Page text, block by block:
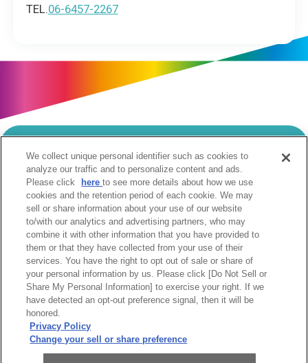
TEL.06-6457-2267
当サイトのご利用にあたって
個人情報の取扱いについて
Cookie設定について
ソーシャルメディア利用規約
ウェブアクセシビリティへの取組み
関係会社
サイトマップ
お問合せ
阪急阪神ホールディングス株式会社
We collect unique personal identifier such as cookies to
analyze our traffic and to personalize content and ads.
Please click
hereto see more details about how we use
cookies and the retention period of each cookie. We may
sell or share information about your use of our website
to/with our analytics and advertising partners, who may
combine it with other information that you have provided to
them or that they have collected from your use of their
services. You have the right to opt out of sale or share of
your personal information by us. Please click [Do Not Sell or
Share My Personal Information] to exercise your right. If we
have detected an opt-out preference signal, then it will be
honored.
Privacy Policy
Change your sell or share preference